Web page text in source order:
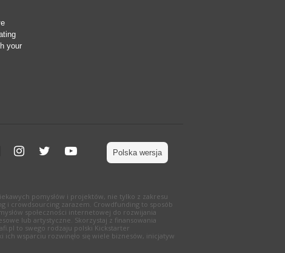
your
Polska wersja
pomysłów i projektów, nie tylko z zakresu
i crowdsourcing zarazem. Crowdfunding to sposób
społeczności internetowej do rozwijania
lub artystyczne. Skorzystaj z finansowania
to swego rodzaju polski Kickstarter
ich wsparciu rozwinęło się wiele biznesów, inicjatyw